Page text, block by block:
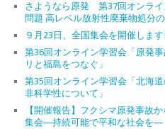
さようなら原発 第37回オンラ
問題 高レベル放射性廃棄物処分の
９月23日、全国集会を開催しま
第36回オンライン学習会「原発
リと福島をつなぐ」
第35回オンライン学習会「北海
非科学性について」
【開催報告】フクシマ原発事故
集会―持続可能で平和な社会を―